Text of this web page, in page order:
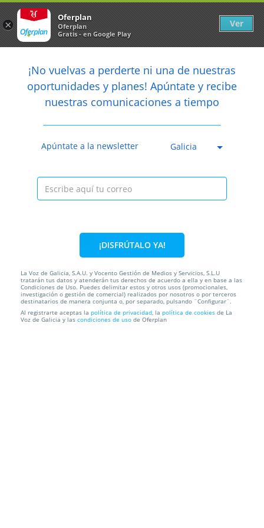

Caducada
Anterior
56% 89€ 39€
Curso online de Técnico en cosmética natural
ALBE FORMACIÓN Modalidad Online
arrow_back Newsletter
¡No vuelvas a perderte ni una de nuestras
oportunidades y planes! Apúntate y recibe
nuestras comunicaciones a tiempo
Apúntate a la newsletter Galicia
¡DISFRÚTALO YA!
La Voz de Galicia, S.A.U. y Vocento Gestión de Medios y Servicios, S.L.U
tratarán tus datos y atenderán tus derechos de acuerdo a ella y en base a las
Condiciones de Uso. Puedes delimitar estos y otros usos (promocionales,
investigación o gestión de comercial) realizados por nosotros o por terceros
destinatarios de manera conjunta o, por separado, pulsando ¨Configurar¨.
Al registrarte aceptas la política de privacidad, la política de cookies de La
Voz de Galicia y las condiciones de uso de Oferplan
×
Oferplan
Oferplan
Gratis - en Google Play
Ver